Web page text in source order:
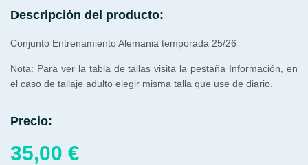
Descripción del producto:
Conjunto Entrenamiento Alemania temporada 25/26
Nota: Para ver la tabla de tallas visita la pestaña Información, en
el caso de tallaje adulto elegir misma talla que use de diario.
Precio:
35,00 €